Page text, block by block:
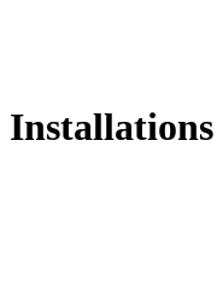
Installations